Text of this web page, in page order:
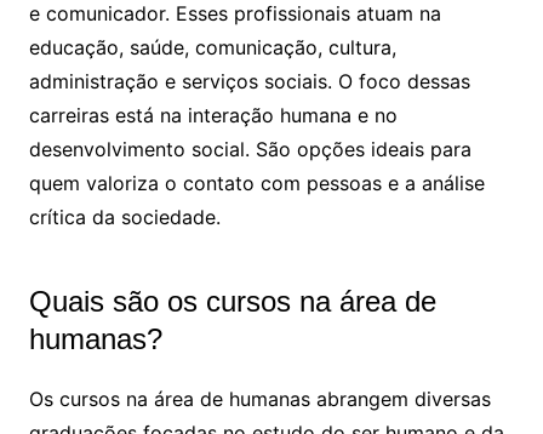
e comunicador. Esses profissionais atuam na
educação, saúde, comunicação, cultura,
administração e serviços sociais. O foco dessas
carreiras está na interação humana e no
desenvolvimento social. São opções ideais para
quem valoriza o contato com pessoas e a análise
crítica da sociedade.
Quais são os cursos na área de
humanas?
Os cursos na área de humanas abrangem diversas